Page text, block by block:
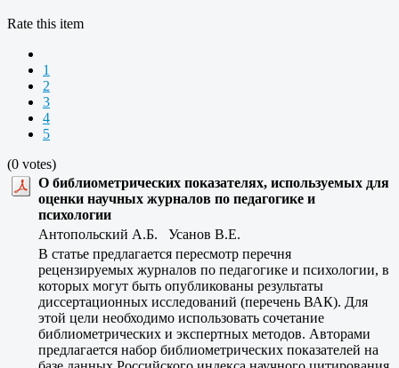
Rate this item
1
2
3
4
5
(0 votes)
О библиометрических показателях, используемых для
оценки научных журналов по педагогике и
психологии
Антопольский А.Б. Усанов В.Е.
В статье предлагается пересмотр перечня
рецензируемых журналов по педагогике и психологии, в
которых могут быть опубликованы результаты
диссертационных исследований (перечень ВАК). Для
этой цели необходимо использовать сочетание
библиометрических и экспертных методов. Авторами
предлагается набор библиометрических показателей на